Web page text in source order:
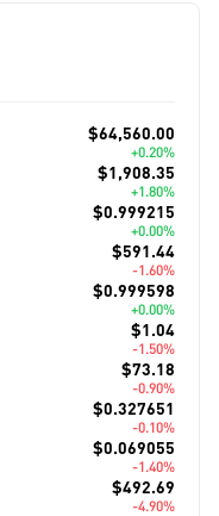
$64,560.00
+0.20%
$1,908.35
+1.80%
$0.999215
+0.00%
$591.44
-1.60%
$0.999598
+0.00%
$1.04
-1.50%
$73.18
-0.90%
$0.327651
-0.10%
$0.069055
-1.40%
$492.69
-4.90%